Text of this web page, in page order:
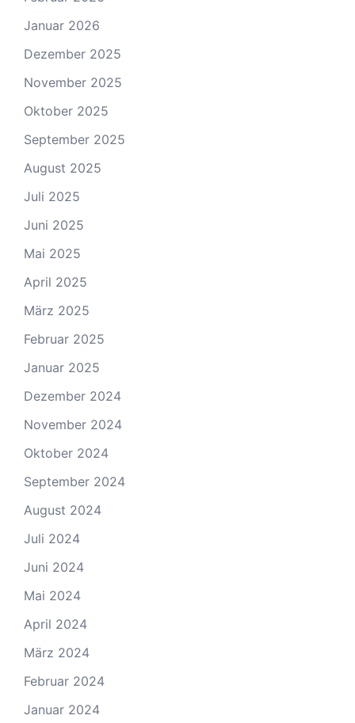
Januar 2026
Dezember 2025
November 2025
Oktober 2025
September 2025
August 2025
Juli 2025
Juni 2025
Mai 2025
April 2025
März 2025
Februar 2025
Januar 2025
Dezember 2024
November 2024
Oktober 2024
September 2024
August 2024
Juli 2024
Juni 2024
Mai 2024
April 2024
März 2024
Februar 2024
Januar 2024